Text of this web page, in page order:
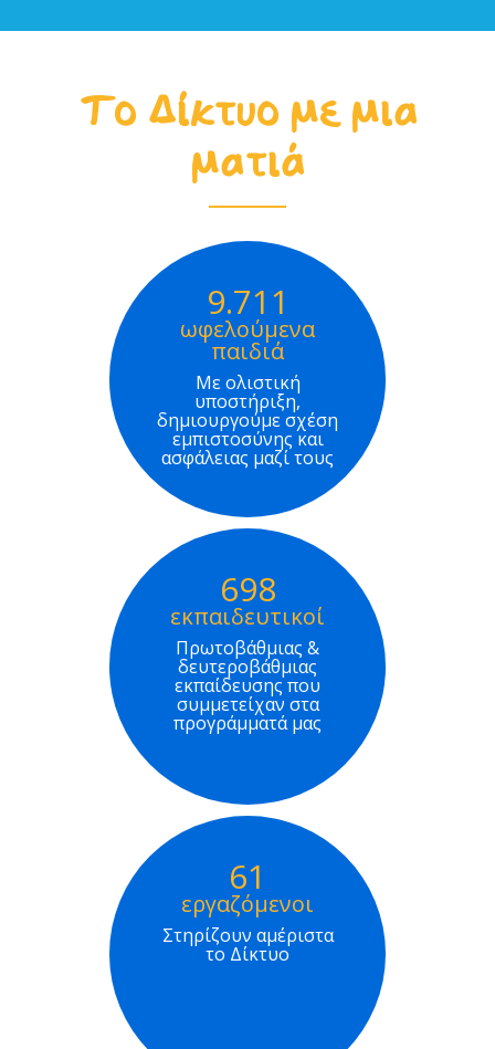
Το Δίκτυο με μια
ματιά
9.711
ωφελούμενα
παιδιά
Με ολιστική
υποστήριξη,
δημιουργούμε σχέση
εμπιστοσύνης και
ασφάλειας μαζί τους
698
εκπαιδευτικοί
Πρωτοβάθμιας &
δευτεροβάθμιας
εκπαίδευσης που
συμμετείχαν στα
προγράμματά μας
61
εργαζόμενοι
Στηρίζουν αμέριστα
το Δίκτυο